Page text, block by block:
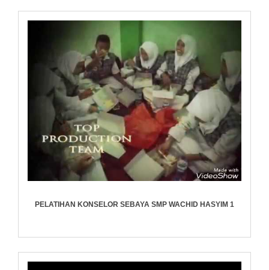
PELATIHAN KONSELOR SEBAYA SMP WACHID HASYIM 1